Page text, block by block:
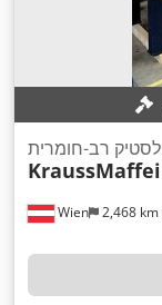
Wien 2,468 km
רב-חומרית
KraussMaffei